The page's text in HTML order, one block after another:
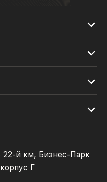
22-й км, Бизнес-Парк
Г